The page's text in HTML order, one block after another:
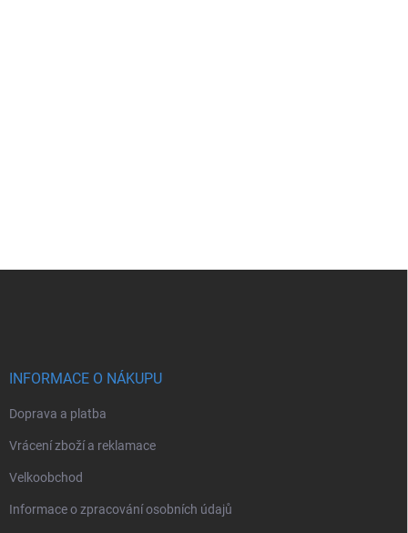
INFORMACE O NÁKUPU
Doprava a platba
Vrácení zboží a reklamace
Velkoobchod
Informace o zpracování osobních údajů